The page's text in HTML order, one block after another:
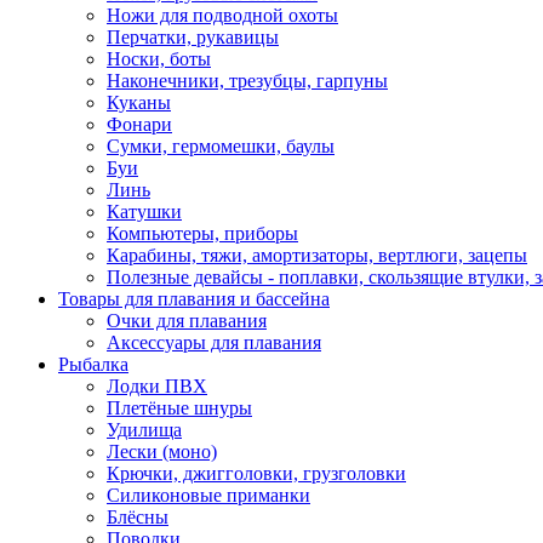
Ножи для подводной охоты
Перчатки, рукавицы
Носки, боты
Наконечники, трезубцы, гарпуны
Куканы
Фонари
Сумки, гермомешки, баулы
Буи
Линь
Катушки
Компьютеры, приборы
Карабины, тяжи, амортизаторы, вертлюги, зацепы
Полезные девайсы - поплавки, скользящие втулки,
Товары для плавания и бассейна
Очки для плавания
Аксессуары для плавания
Рыбалка
Лодки ПВХ
Плетёные шнуры
Удилища
Лески (моно)
Крючки, джигголовки, грузголовки
Силиконовые приманки
Блёсны
Поводки